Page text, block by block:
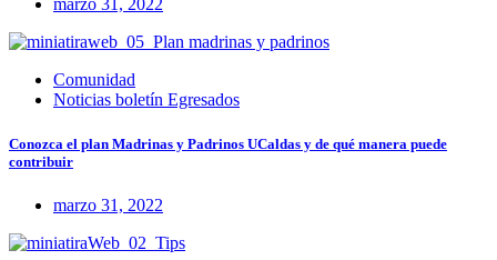
marzo 31, 2022
Comunidad
Noticias boletín Egresados
Conozca el plan Madrinas y Padrinos UCaldas y de qué manera puede
contribuir
marzo 31, 2022